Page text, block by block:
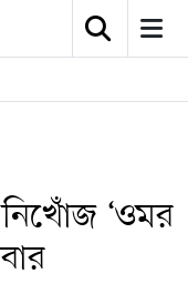
নিখোঁজ ‘ওমর